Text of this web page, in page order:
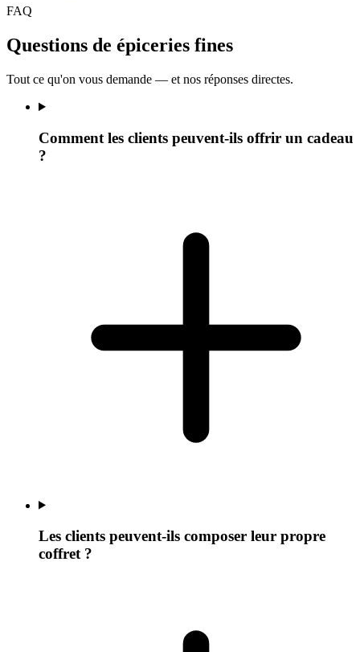
FAQ
Questions de épiceries fines
Tout ce qu'on vous demande — et nos réponses directes.
Comment les clients peuvent-ils offrir un cadeau
?
Les clients peuvent-ils composer leur propre
coffret ?